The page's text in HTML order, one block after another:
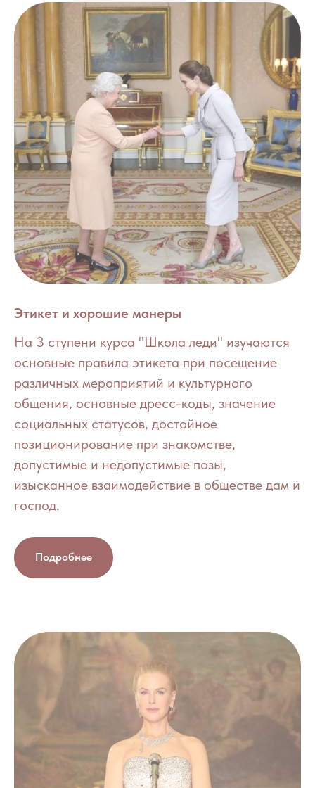
Этикет и хорошие манеры
На 3 ступени курса "Школа леди" изучаются
основные правила этикета при посещение
различных мероприятий и культурного
общения, основные дресс-коды, значение
социальных статусов, достойное
позиционирование при знакомстве,
допустимые и недопустимые позы,
изысканное взаимодействие в обществе дам и
господ.
Подробнее